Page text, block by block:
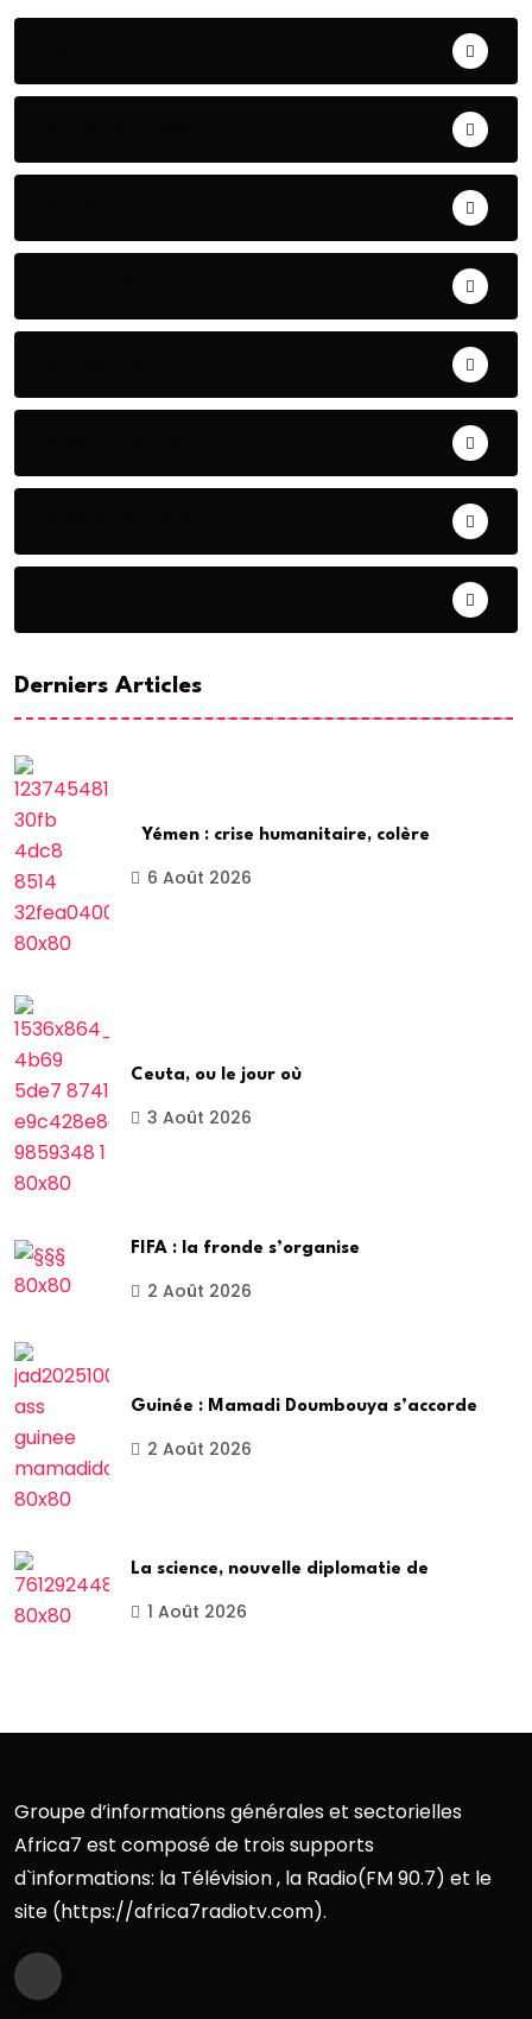
Derniers Articles
Yémen : crise humanitaire, colère
6 Août 2026
Ceuta, ou le jour où
3 Août 2026
FIFA : la fronde s’organise
2 Août 2026
Guinée : Mamadi Doumbouya s’accorde
2 Août 2026
La science, nouvelle diplomatie de
1 Août 2026
Groupe d’informations générales et sectorielles
Africa7 est composé de trois supports
d`informations: la Télévision , la Radio(FM 90.7) et le
site (https://africa7radiotv.com).